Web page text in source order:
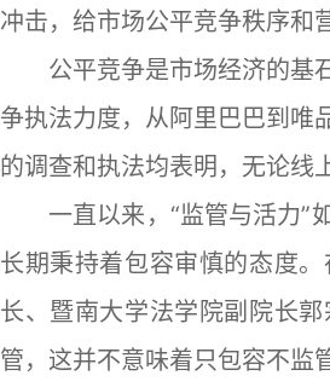
冲击，给市场公平竞争秩序和
公平竞争是市场经济的基石
争执法力度，从阿里巴巴到唯
的调查和执法均表明，无论线
一直以来，“监管与活力”
长期秉持着包容审慎的态度
长、暨南大学法学院副院长
管，这并不意味着只包容不监